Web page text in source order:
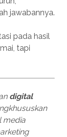
jawabannya.
pada hasil
tapi
digital
media